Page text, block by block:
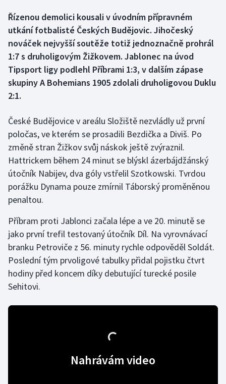
Box
Curling
Florbal
Golf
Gymnastika
Házená
Judo
Krasobruslení
Lezení
Lyže a snowboard
Řízenou demolici kousali v úvodním přípravném
utkání fotbalisté Českých Budějovic. Jihočeský
nováček nejvyšší soutěže totiž jednoznačně prohrál
1:7 s druholigovým Žižkovem. Jablonec na úvod
Tipsport ligy podlehl Příbrami 1:3, v dalším zápase
skupiny A Bohemians 1905 zdolali druholigovou Duklu
2:1.
České Budějovice v areálu Složiště nezvládly už první
poločas, ve kterém se prosadili Bezdička a Diviš. Po
změně stran Žižkov svůj náskok ještě zvýraznil.
Hattrickem během 24 minut se blýskl ázerbájdžánský
útočník Nabijev, dva góly vstřelil Szotkowski. Tvrdou
porážku Dynama pouze zmírnil Táborský proměněnou
penaltou.
Příbram proti Jablonci začala lépe a ve 20. minutě se
jako první trefil testovaný útočník Díl. Na vyrovnávací
branku Petroviče z 56. minuty rychle odpověděl Soldát.
Poslední tým prvoligové tabulky přidal pojistku čtvrt
hodiny před koncem díky debutující turecké posile
Sehitovi.
Nahrávám video